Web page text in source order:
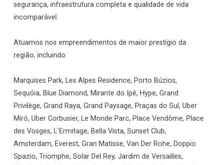
segurança, infraestrutura completa e qualidade de vida
incomparável.
Atuamos nos empreendimentos de maior prestígio da
região, incluindo:
Marquises Park, Les Alpes Residence, Porto Búzios,
Sequóia, Blue Diamond, Mirante do Ipê, Hype, Grand
Privilège, Grand Raya, Grand Paysage, Praças do Sul, Uber
Miró, Uber Corbusier, Le Monde Parc, Place Vendôme, Place
des Vosges, L`Ermitage, Bella Vista, Sunset Club,
Amsterdam, Everest, Gran Matisse, Van Der Rohe, Doppio
Spazio, Triomphe, Solar Del Rey, Jardim de Versailles,